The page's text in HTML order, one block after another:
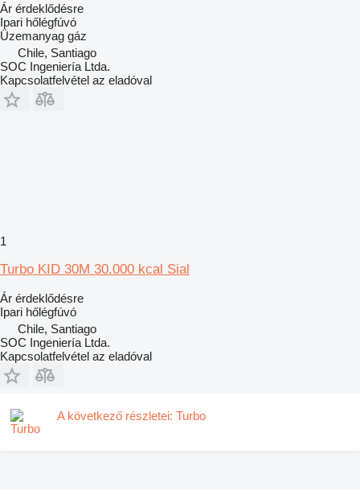
Ár érdeklődésre
Ipari hőlégfúvó
Üzemanyag gáz
Chile, Santiago
SOC Ingeniería Ltda.
Kapcsolatfelvétel az eladóval
1
Turbo KID 30M 30.000 kcal Sial
Ár érdeklődésre
Ipari hőlégfúvó
Chile, Santiago
SOC Ingeniería Ltda.
Kapcsolatfelvétel az eladóval
A következő részletei: Turbo